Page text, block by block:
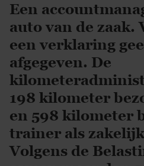
Een
auto van de zaak.
een verklaring
afgegeven. De
198 kilometer
en 598 kilometer
trainer als
Volgens de